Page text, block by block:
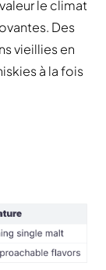
le climat
Des
vieillies en
à la fois